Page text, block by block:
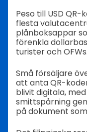
Peso till USD
flesta
plånboksappar
förenkla
turister och OFWs.
Små försäljare
att anta QR-
blivit digitala,
smittspårning
på dokument